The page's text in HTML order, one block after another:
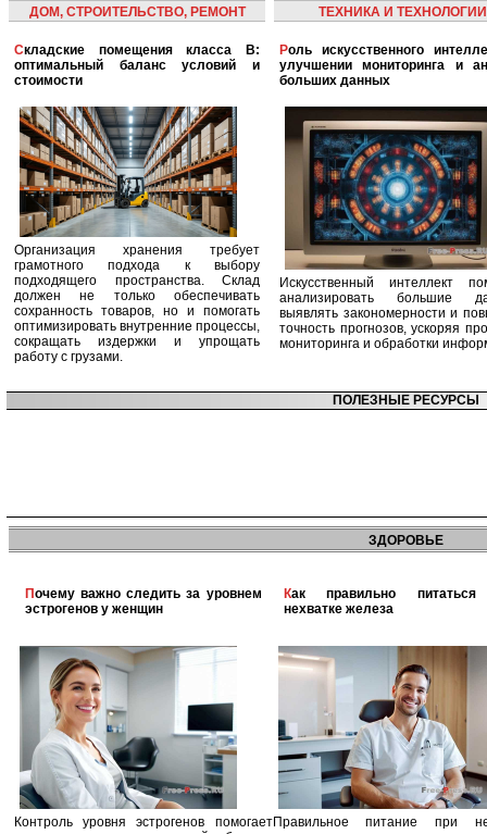
ДОМ, СТРОИТЕЛЬСТВО, РЕМОНТ
Складские помещения класса B:
оптимальный баланс условий и
стоимости
Организация хранения требует
грамотного подхода к выбору
подходящего пространства. Склад
должен не только обеспечивать
сохранность товаров, но и помогать
оптимизировать внутренние процессы,
сокращать издержки и упрощать
работу с грузами.
ТЕХНИКА И ТЕХНОЛОГИИ
Роль искусственного интеллекта в
улучшении мониторинга и
больших данных
Искусственный интеллект
анализировать большие
выявлять закономерности и
точность прогнозов, ускоряя
мониторинга и обработки
ПОЛЕЗНЫЕ РЕСУРСЫ
ЗДОРОВЬЕ
Почему важно следить за уровнем
эстрогенов у женщин
Контроль уровня эстрогенов помогает
Как правильно питаться при
нехватке железа
Правильное питание при